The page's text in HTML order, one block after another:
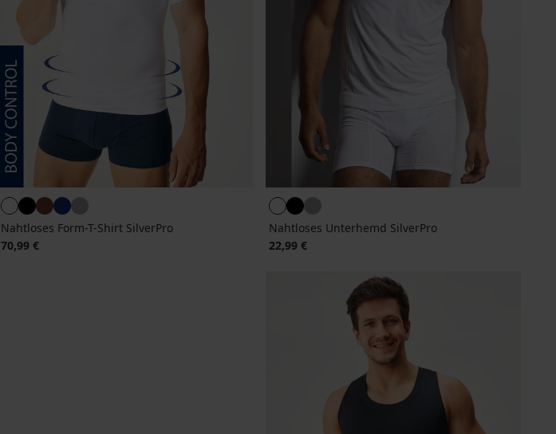
Nahtloses Form-T-Shirt SilverPro
70,99 €
Nahtloses Unterhemd SilverPro
22,99 €